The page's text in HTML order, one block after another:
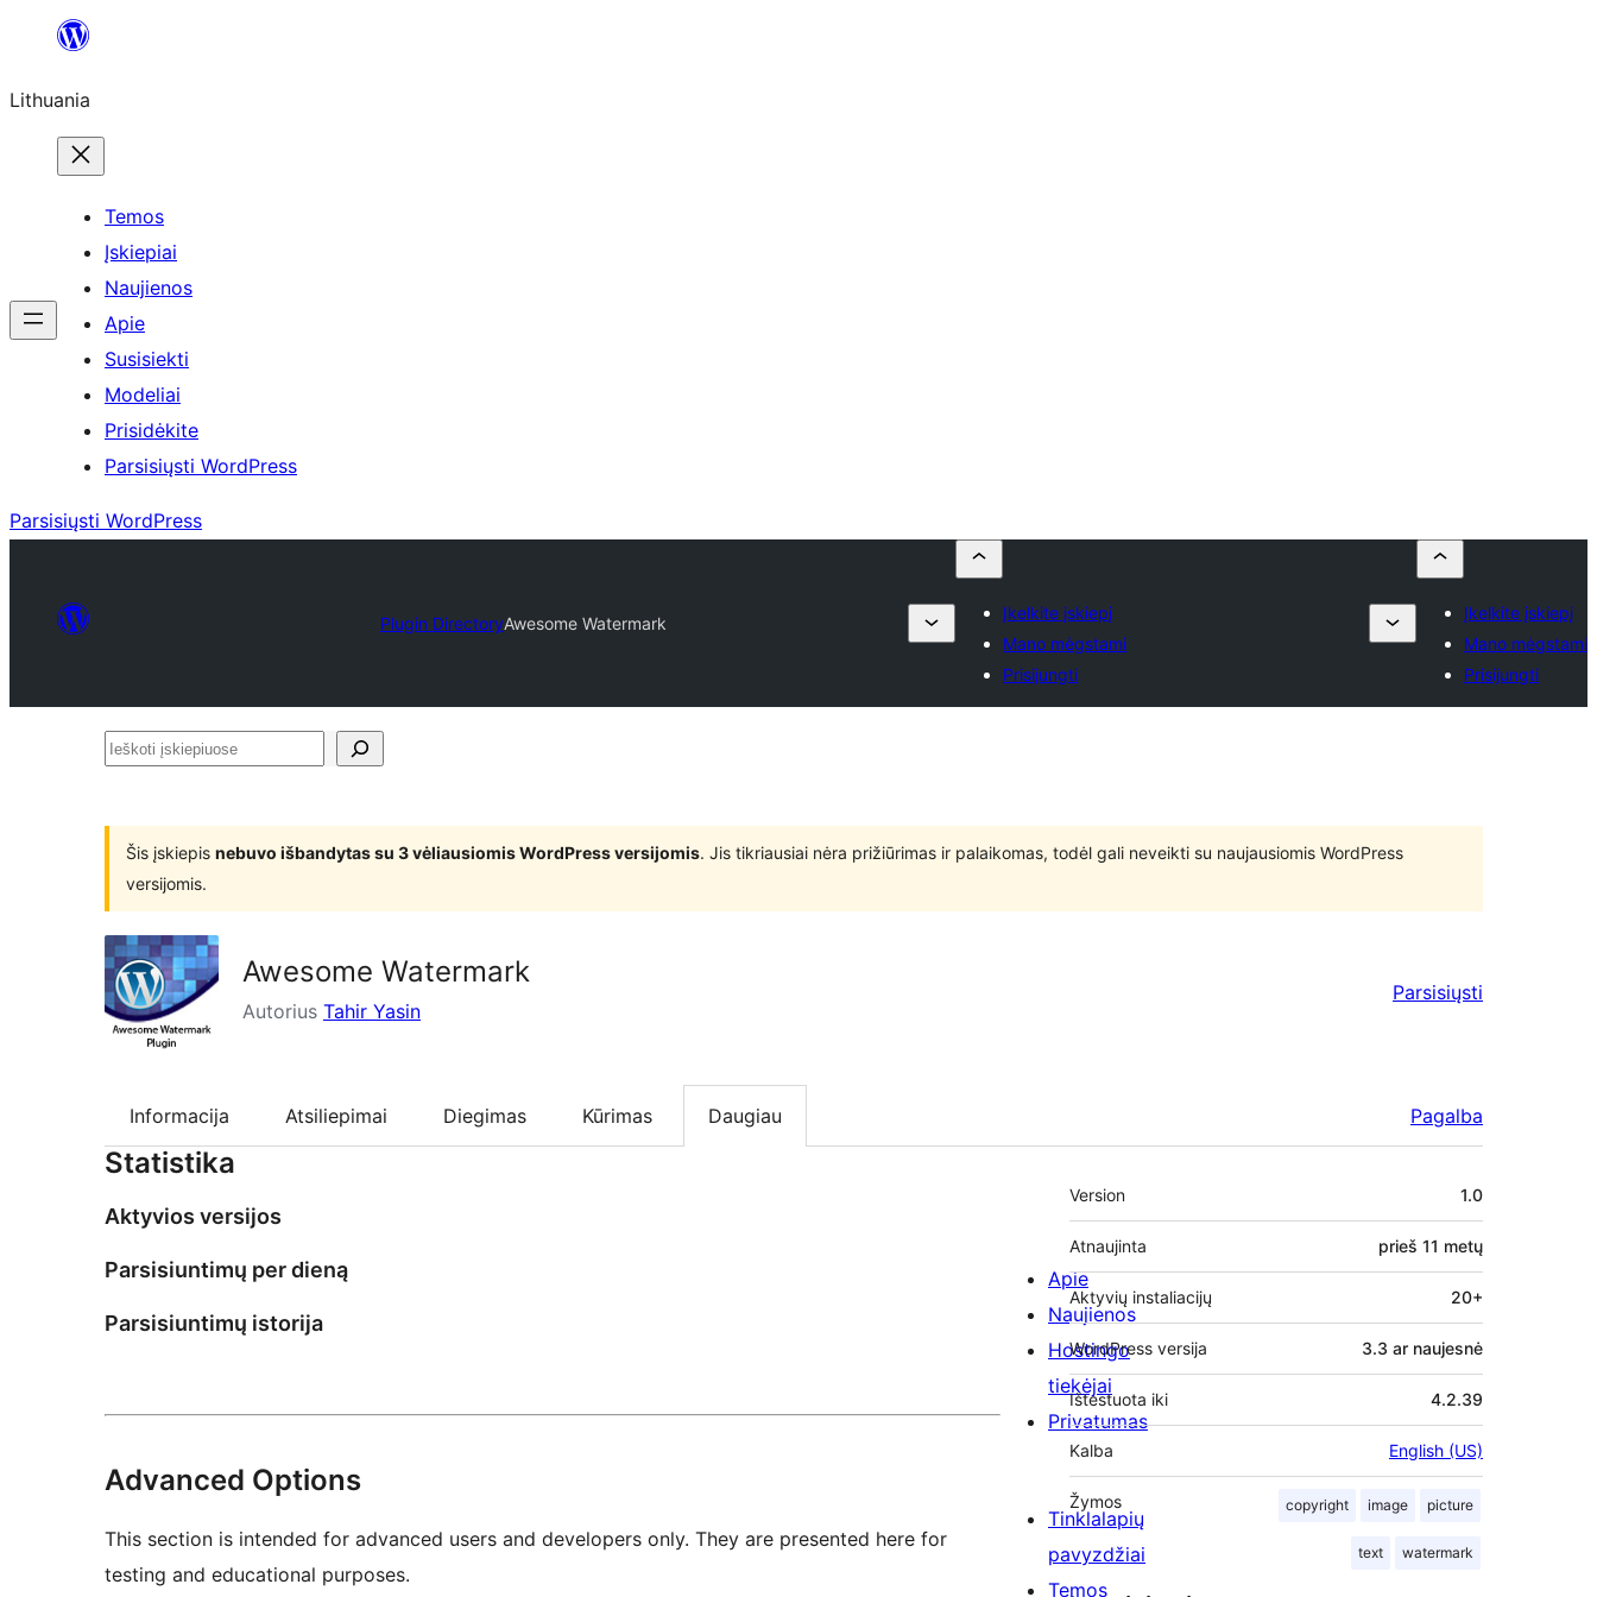
turinio
Lithuania
Temos
Įskiepiai
Naujienos
Apie
Susisiekti
Modeliai
Prisidėkite
Parsisiųsti WordPress
Parsisiųsti WordPress
Plugin DirectoryAwesome Watermark
Įkelkite įskiepį
Mano mėgstami
Prisijungti
Įkelkite įskiepį
Mano mėgstami
Prisijungti
Ieškoti
Šis įskiepis nebuvo išbandytas su 3 vėliausiomis WordPress versijomis. Jis tikriausiai nėra prižiūrimas ir palaikomas, todėl gali neveikti su naujausiomis WordPress
versijomis.
Awesome Watermark
Autorius Tahir Yasin
Parsisiųsti
Informacija Atsiliepimai Diegimas Kūrimas Daugiau Pagalba
Statistika
Aktyvios versijos
Parsisiuntimų per dieną
Parsisiuntimų istorija
Advanced Options
This section is intended for advanced users and developers only. They are presented here for
testing and educational purposes.
Metainformacija
Version 1.0
Atnaujinta prieš 11 metų
Aktyvių instaliacijų 20+
WordPress versija 3.3 ar naujesnė
Ištestuota iki 4.2.39
Kalba English (US)
Žymos copyright image picture
text watermark
Apie
Naujienos
Hostingo
tiekėjai
Privatumas
Tinklalapių
pavyzdžiai
Temos